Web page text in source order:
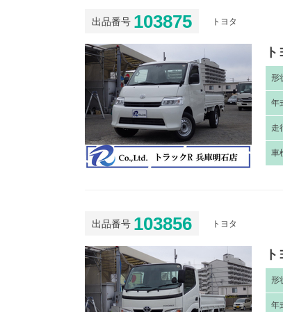
出品番号 103875 トヨタ
形
年
走
車
出品番号 103856 トヨタ
形
年